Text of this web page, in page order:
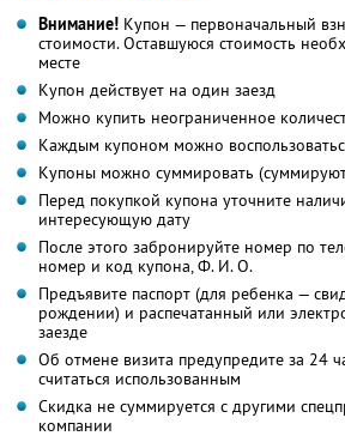
Внимание! Купон — первоначальный
стоимости. Оставшуюся стоимость
месте
Купон действует на один заезд
Можно купить неограниченное
Каждым купоном можно
Купоны можно суммировать
Перед покупкой купона уточните
интересующую дату
После этого забронируйте номер по
номер и код купона, Ф. И. О.
Предъявите паспорт (для ребенка —
рождении) и распечатанный или
заезде
Об отмене визита предупредите за 24
считаться использованным
Скидка не суммируется с другими
компании